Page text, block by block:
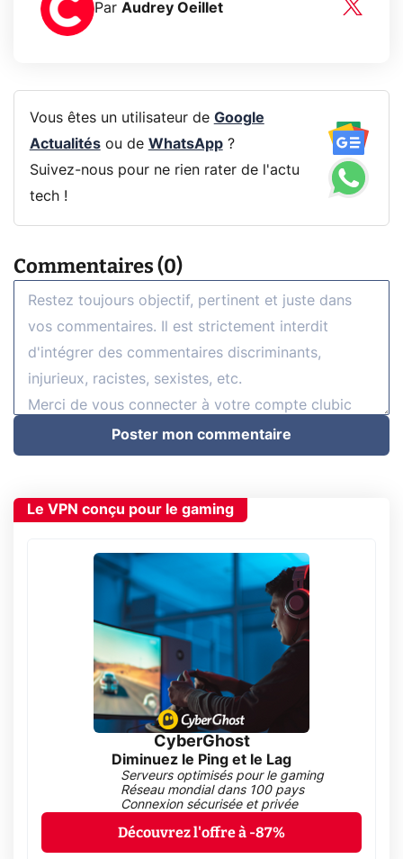
Par Audrey Oeillet
Vous êtes un utilisateur de Google
Actualitésou de WhatsApp?
Suivez-nous pour ne rien rater de l'actu
tech !
Commentaires (0)
Poster mon commentaire
Le VPN conçu pour le gaming
CyberGhost
Diminuez le Ping et le Lag
Serveurs optimisés pour le gaming
Réseau mondial dans 100 pays
Connexion sécurisée et privée
Découvrez l'offre à -87%